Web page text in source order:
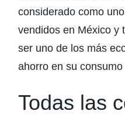
considerado como
vendidos en México y
ser uno de los más
ahorro en su
Todas las